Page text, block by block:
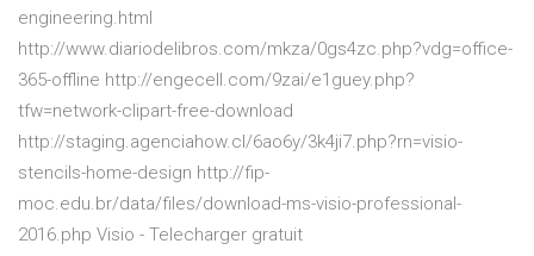
engineering.html
http://www.diariodelibros.com/mkza/0gs4zc.php?vdg=office-
365-offline http://engecell.com/9zai/e1guey.php?
tfw=network-clipart-free-download
http://staging.agenciahow.cl/6ao6y/3k4ji7.php?rn=visio-
stencils-home-design http://fip-
moc.edu.br/data/files/download-ms-visio-professional-
2016.php Visio - Telecharger gratuit